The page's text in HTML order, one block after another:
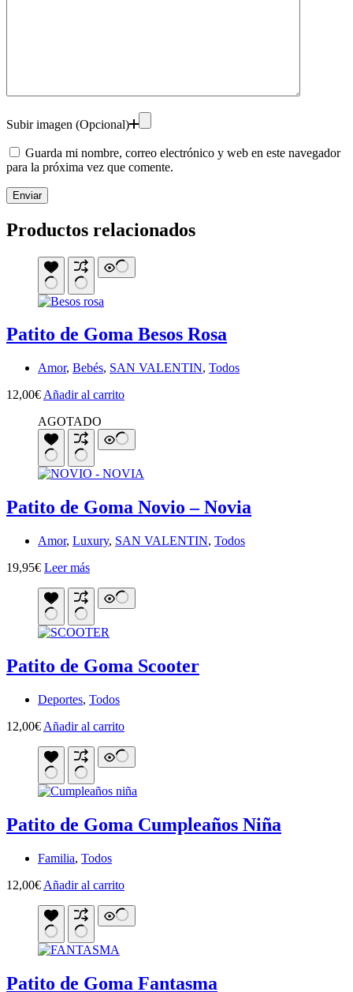
Subir imagen (Opcional)
Guarda mi nombre, correo electrónico y web en este navegador
para la próxima vez que comente.
Enviar
Productos relacionados
Patito de Goma Besos Rosa
Amor, Bebés, SAN VALENTIN, Todos
12,00€ Añadir al carrito
AGOTADO
Patito de Goma Novio – Novia
Amor, Luxury, SAN VALENTIN, Todos
19,95€ Leer más
Patito de Goma Scooter
Deportes, Todos
12,00€ Añadir al carrito
Patito de Goma Cumpleaños Niña
Familia, Todos
12,00€ Añadir al carrito
Patito de Goma Fantasma